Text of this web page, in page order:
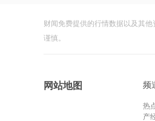
财闻免费提供的行情数据以及其
谨慎。
网站地图 频
热
产